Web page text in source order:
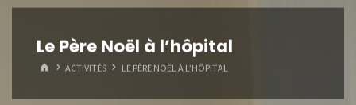
Le Père Noël à l’hôpital
HOMEACTIVITÉS LE PÈRE NOËL À L’HÔPITAL